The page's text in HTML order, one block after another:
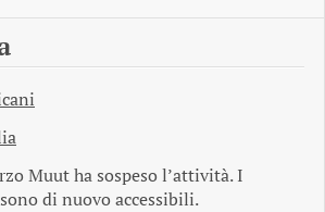
Muut ha sospeso l’attività. I
di nuovo accessibili.